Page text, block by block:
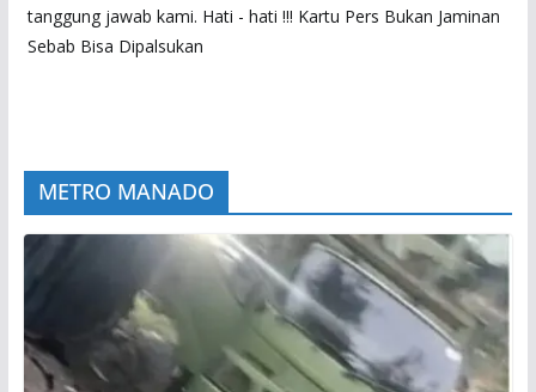
tanggung jawab kami. Hati - hati !!! Kartu Pers Bukan Jaminan
Sebab Bisa Dipalsukan
METRO MANADO